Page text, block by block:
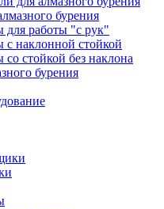
бурения
для работы "с рук"
с наклонной стойкой
стойкой без наклона
бурения